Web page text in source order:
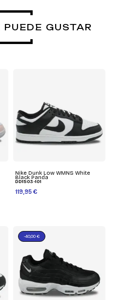
GUSTAR
Nike Dunk Low WMNS White
Black Panda
DD1503-101
119,95 €
-40,00 €